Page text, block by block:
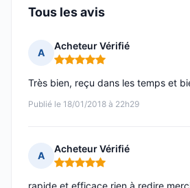
Tous les avis
A
Acheteur Vérifié
Note : 5 sur 5
Publié le 18/01/2018 à 22h29
Très bien, reçu dans les temps et
A
Acheteur Vérifié
Note : 5 sur 5